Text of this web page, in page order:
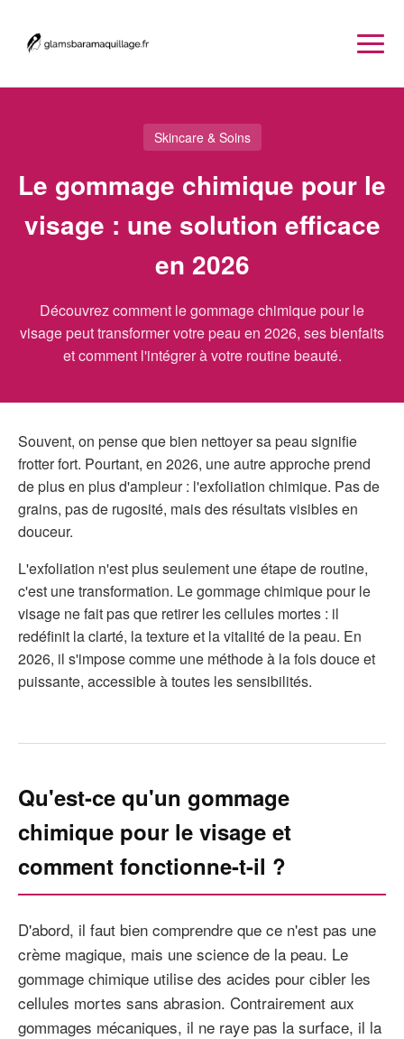
Skincare & Soins
Le gommage chimique pour le
visage : une solution efficace
en 2026
Découvrez comment le gommage chimique pour le
visage peut transformer votre peau en 2026, ses bienfaits
et comment l'intégrer à votre routine beauté.
Souvent, on pense que bien nettoyer sa peau signifie
frotter fort. Pourtant, en 2026, une autre approche prend
de plus en plus d'ampleur : l'exfoliation chimique. Pas de
grains, pas de rugosité, mais des résultats visibles en
douceur.
L'exfoliation n'est plus seulement une étape de routine,
c'est une transformation. Le gommage chimique pour le
visage ne fait pas que retirer les cellules mortes : il
redéfinit la clarté, la texture et la vitalité de la peau. En
2026, il s'impose comme une méthode à la fois douce et
puissante, accessible à toutes les sensibilités.
Qu'est-ce qu'un gommage
chimique pour le visage et
comment fonctionne-t-il ?
D'abord, il faut bien comprendre que ce n'est pas une
crème magique, mais une science de la peau. Le
gommage chimique utilise des acides pour cibler les
cellules mortes sans abrasion. Contrairement aux
gommages mécaniques, il ne raye pas la surface, il la